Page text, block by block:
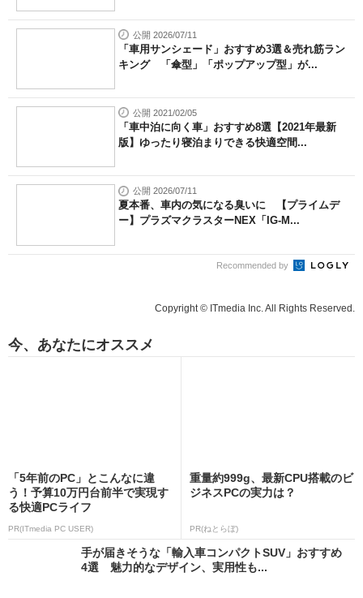
公開 2026/07/11
「車用サンシェード」おすすめ3選＆売れ筋ラン
キング 「傘型」「ポップアップ型」が...
公開 2021/02/05
「車中泊に向く車」おすすめ8選【2021年最新
版】ゆったり寝泊まりできる快適空間...
公開 2026/07/11
夏本番、車内の気になる臭いに 【プライムデ
ー】プラズマクラスターNEX「IG-M...
Recommended by
Copyright © ITmedia Inc. All Rights Reserved.
今、あなたにオススメ
「5年前のPC」とこんなに違
う！予算10万円台前半で実現す
る快適PCライフ
PR(ITmedia PC USER)
重量約999g、最新CPU搭載のビ
ジネスPCの実力は？
PR(ねとらぼ)
手が届きそうな「輸入車コンパクトSUV」おすすめ
4選 魅力的なデザイン、実用性も...